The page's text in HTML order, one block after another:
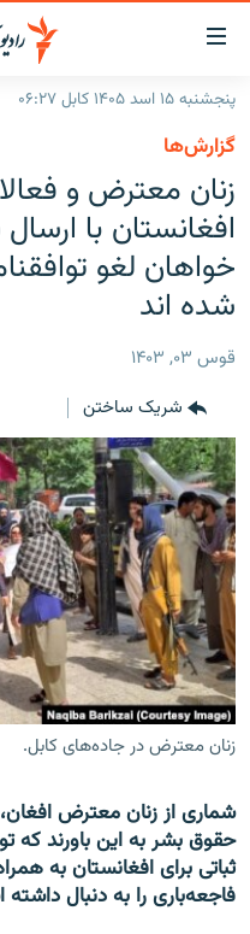
لینک‌های
قابل
دسترسی
بازگشت
متن
اصلی
بازگشت
منوی
اصلی
مراجعه
صفحه
جستجو
گزارش‌ها
افغانستان
منطقه
شرق میانه
جهان
خبرها
افغانستان
جهان
جدول نشرات
مصاحبه‌ها
برنامه‌ها
ورزش
بحران مهاجرت
'کووید-۱۹'
تماس
صفحه پشتو
Azadi English
به ما بپیوندید
همۀ سایت‌های رادیو آزادی/
پنجشنبه ۱۵ اسد ۱۴۰۵ کابل ۰۶:۲۷
گزارش‌ها
زنان معترض و
افغانستان با
خواهان لغو
شده اند
قوس ۰۳, ۱۴۰۳
شریک ساختن
زنان معترض در جاده‌های کابل.
شماری از زنان معترض
حقوق بشر به این باورند که
ثباتی برای افغانستان به
فاجعه‌باری را به دنبال